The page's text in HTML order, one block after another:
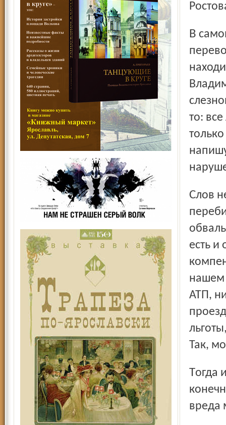
В самом крайнем случае руководитель пассажирских
то:
Слов нет, автотранспортные предприятия с трудом
есть и
нашем
АТП,
Так,
Тогда имеет смысл сказать об этом прямо, что будет,
вреда